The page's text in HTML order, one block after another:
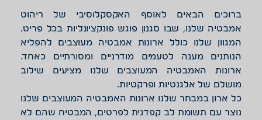
ברוכים הבאים לאוסף האקסקלוסיבי של ריהוט
אמבטיה שלנו, שבו סגנון פוגש פונקציונליות בכל פריט.
המגוון שלנו כולל ארונות אמבטיה מעוצבים להפליא
הנותנים מענה לטעמים מודרניים ומסורתיים כאחד.
ארונות האמבטיה המעוצבים שלנו מציעים שילוב
מושלם של אלגנטיות ופרקטיות.
כל ארון במבחר שלנו ארונות האמבטיה המעוצבים שלנו
נוצר עם תשומת לב קפדנית לפרטים, המבטיח שהם לא